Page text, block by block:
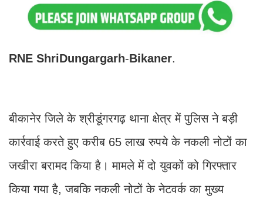
RNE ShriDungargarh-Bikaner.
बीकानेर जिले के श्रीडूंगरगढ़ थाना क्षेत्र में पुलिस ने बड़ी
कार्रवाई करते हुए करीब 65 लाख रुपये के नकली नोटों का
जखीरा बरामद किया है। मामले में दो युवकों को गिरफ्तार
किया गया है, जबकि नकली नोटों के नेटवर्क का मुख्य